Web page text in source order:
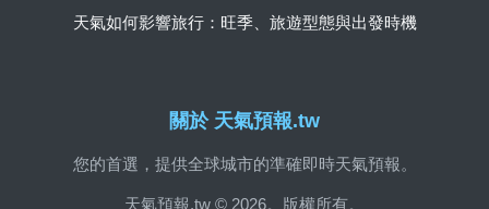
關於 天氣預報.tw
您的首選，提供全球城市的準確即時天氣預報。
天氣預報.tw © 2026。版權所有。
天氣如何影響旅行：旺季、旅遊型態與出發時機